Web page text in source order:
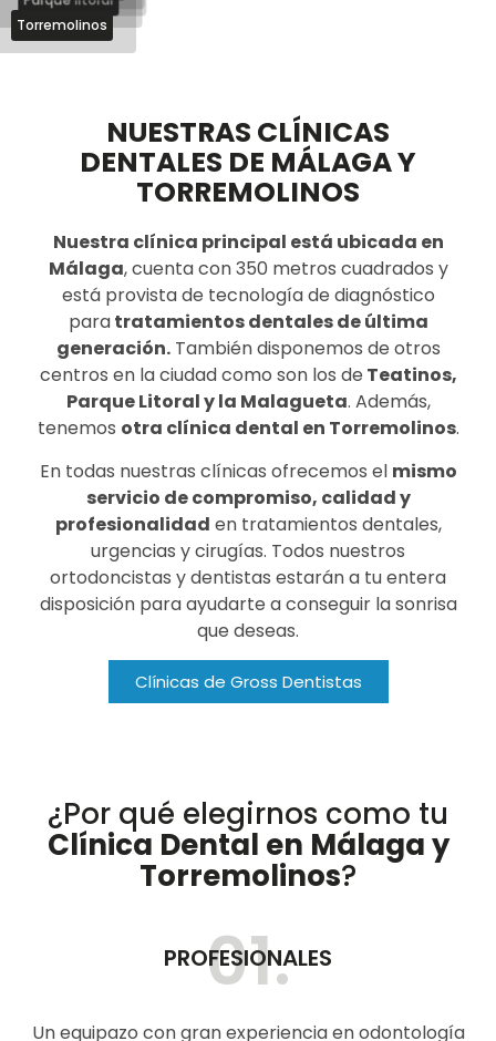
¿Cómo
llegar?
Torremolinos
¿Cómo
NUESTRAS CLÍNICAS
DENTALES DE MÁLAGA Y
TORREMOLINOS
Nuestra clínica principal está ubicada en
Málaga, cuenta con 350 metros cuadrados y
está provista de tecnología de diagnóstico
paratratamientos dentales de última
generación.También disponemos de otros
centros en la ciudad como son los de Teatinos,
Parque Litoral y la Malagueta. Además,
tenemos otra clínica dental en Torremolinos.
En todas nuestras clínicas ofrecemos el mismo
servicio de compromiso, calidad y
profesionalidad en tratamientos dentales,
urgencias y cirugías. Todos nuestros
ortodoncistas y dentistas estarán a tu entera
disposición para ayudarte a conseguir la sonrisa
que deseas.
Clínicas de Gross Dentistas
¿Por qué elegirnos como tu
Clínica Dental en Málaga y
Torremolinos?
PROFESIONALES
01.
Un equipazo con gran experiencia en odontología